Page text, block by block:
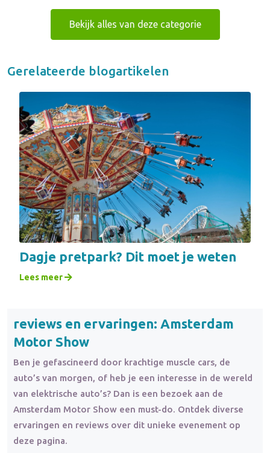
Bekijk alles van deze categorie
Gerelateerde blogartikelen
Dagje pretpark? Dit moet je weten
Lees meer
reviews en ervaringen: Amsterdam
Motor Show
Ben je gefascineerd door krachtige muscle cars, de
auto’s van morgen, of heb je een interesse in de wereld
van elektrische auto’s? Dan is een bezoek aan de
Amsterdam Motor Show een must-do. Ontdek diverse
ervaringen en reviews over dit unieke evenement op
deze pagina.